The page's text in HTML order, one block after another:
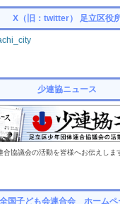
X（旧：twitter） 足立区役
少連協ニュース
合協議会の活動を皆様へお伝えしま
全国子ども会連合会 ホームペ